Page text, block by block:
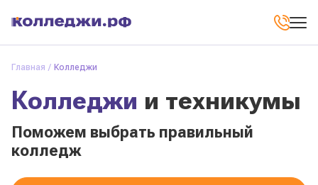
Главная Колледжи
Колледжи и техникумы
Поможем выбрать правильный
колледж